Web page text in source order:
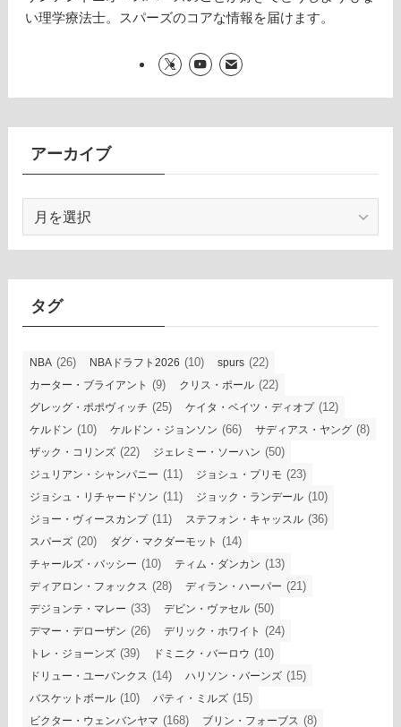
い理学療法士。スパーズのコアな情報を届けます。
アーカイブ
カ
タグ
NBA (26) NBAドラフト2026 (10) spurs (22)
カーター・ブライアント (9) クリス・ポール (22)
グレッグ・ポポヴィッチ (25) ケイタ・ベイツ・ディオプ(12)
ケルドン (10) ケルドン・ジョンソン (66) サディアス・ヤング (8)
ザック・コリンズ (22) ジェレミー・ソーハン (50)
ジュリアン・シャンパニー (11) ジョシュ・プリモ (23)
ジョシュ・リチャードソン (11) ジョック・ランデール (10)
ジョー・ヴィースカンプ(11) ステフォン・キャッスル (36)
スパーズ (20) ダグ・マクダーモット (14)
チャールズ・バッシー (10) ティム・ダンカン (13)
ディアロン・フォックス (28) ディラン・ハーパー (21)
デジョンテ・マレー (33) デビン・ヴァセル (50)
デマー・デローザン (26) デリック・ホワイト (24)
トレ・ジョーンズ (39) ドミニク・バーロウ (10)
ドリュー・ユーバンクス (14) ハリソン・バーンズ (15)
バスケットボール (10) パティ・ミルズ (15)
ビクター・ウェンバンヤマ (168) ブリン・フォーブス (8)